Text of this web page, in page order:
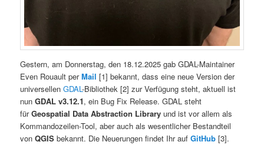
Gestern, am Donnerstag, den 18.12.2025 gab GDAL-Maintainer
Even Rouault perMail [1] bekannt, dass eine neue Version der
universellenGDAL-Bibliothek [2] zur Verfügung steht, aktuell ist
nunGDAL v3.12.1, ein Bug Fix Release. GDAL steht
fürGeospatial Data Abstraction Library und ist vor allem als
Kommandozeilen-Tool, aber auch als wesentlicher Bestandteil
vonQGIS bekannt. Die Neuerungen findet Ihr aufGitHub [3].